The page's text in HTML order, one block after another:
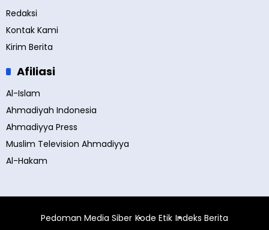
Redaksi
Kontak Kami
Kirim Berita
Afiliasi
Al-Islam
Ahmadiyah Indonesia
Ahmadiyya Press
Muslim Television Ahmadiyya
Al-Hakam
Pedoman Media Siber Kode Etik Indeks Berita